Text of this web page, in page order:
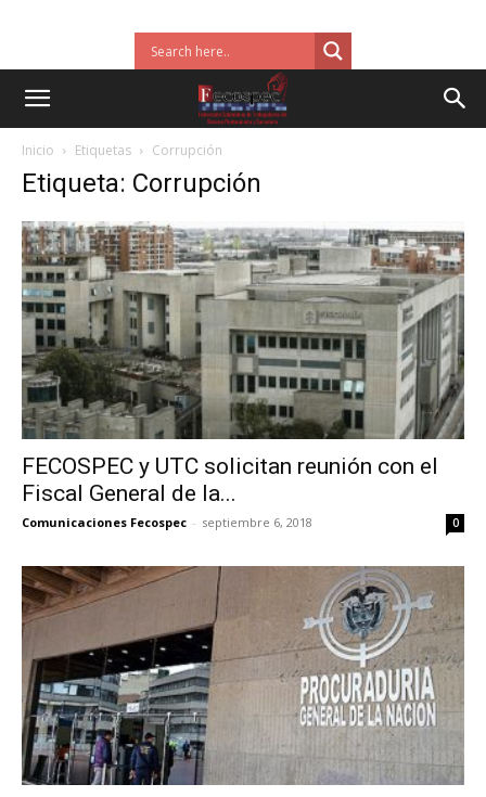
Inicio Etiquetas Corrupción
Etiqueta: Corrupción
FECOSPEC y UTC solicitan reunión con el
Fiscal General de la...
Comunicaciones Fecospec - septiembre 6, 2018 0